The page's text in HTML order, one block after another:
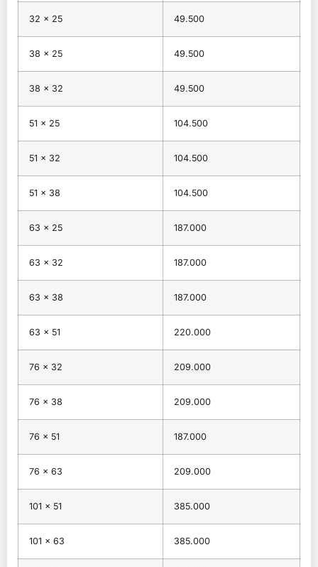
32 × 25 49.500
38 × 25 49.500
38 × 32 49.500
51 × 25 104.500
51 × 32 104.500
51 × 38 104.500
63 × 25 187.000
63 × 32 187.000
63 × 38 187.000
63 × 51 220.000
76 × 32 209.000
76 × 38 209.000
76 × 51 187.000
76 × 63 209.000
101 × 51 385.000
101 × 63 385.000